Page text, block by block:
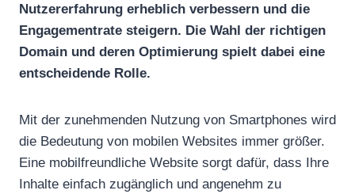
Nutzererfahrung erheblich verbessern und die
Engagementrate steigern. Die Wahl der richtigen
Domain und deren Optimierung spielt dabei eine
entscheidende Rolle.
Mit der zunehmenden Nutzung von Smartphones wird
die Bedeutung von mobilen Websites immer größer.
Eine mobilfreundliche Website sorgt dafür, dass Ihre
Inhalte einfach zugänglich und angenehm zu